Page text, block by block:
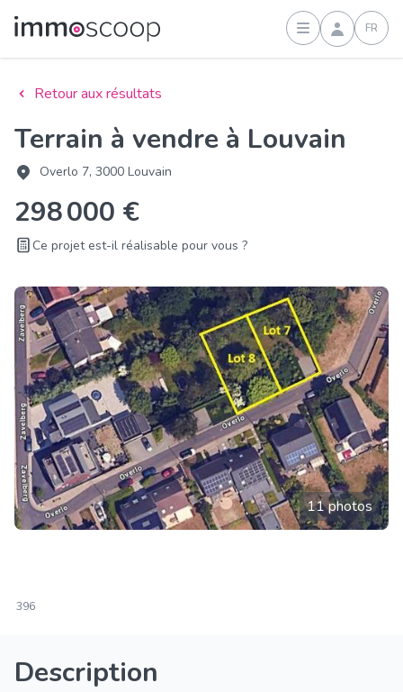
Connexion
FR
Retour aux résultats
Terrain à vendre à Louvain
Overlo 7, 3000 Louvain
298 000 €
Ce projet est-il réalisable pour vous ?
11 photos
396
Description